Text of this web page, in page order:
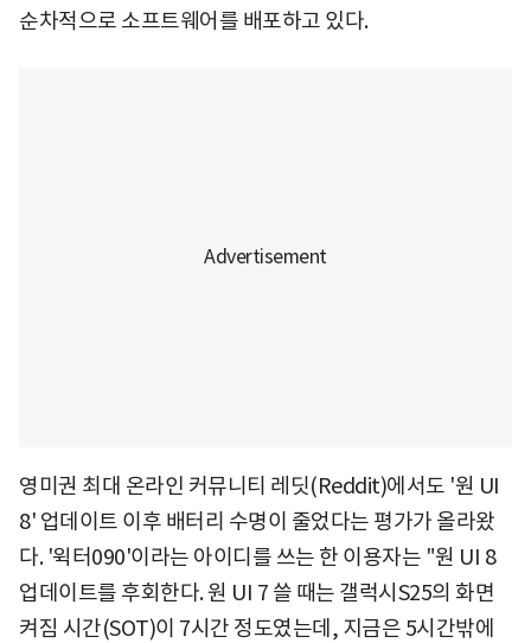
순차적으로 소프트웨어를 배포하고 있다.
영미권 최대 온라인 커뮤니티 레딧(Reddit)에서도 '원 UI
8' 업데이트 이후 배터리 수명이 줄었다는 평가가 올라왔
다. '윅터090'이라는 아이디를 쓰는 한 이용자는 "원 UI 8
업데이트를 후회한다. 원 UI 7 쓸 때는 갤럭시S25의 화면
켜짐 시간(SOT)이 7시간 정도였는데, 지금은 5시간밖에